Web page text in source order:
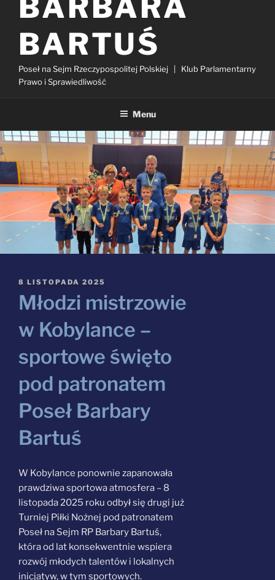
BARBARA
BARTUŚ
Poseł na Sejm Rzeczypospolitej Polskiej | Klub Parlamentarny
Prawo i Sprawiedliwość
Menu
OPUBLIKOWANE
8 LISTOPADA 2025
Młodzi mistrzowie
w Kobylance –
sportowe święto
pod patronatem
Poseł Barbary
Bartuś
W Kobylance ponownie zapanowała
prawdziwa sportowa atmosfera – 8
listopada 2025 roku odbył się drugi już
Turniej Piłki Nożnej pod patronatem
Poseł na Sejm RP Barbary Bartuś,
która od lat konsekwentnie wspiera
rozwój młodych talentów i lokalnych
inicjatyw, w tym sportowych.